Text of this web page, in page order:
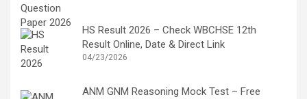
HS Result 2026 – Check WBCHSE 12th
Result Online, Date & Direct Link
04/23/2026
ANM GNM Reasoning Mock Test – Free